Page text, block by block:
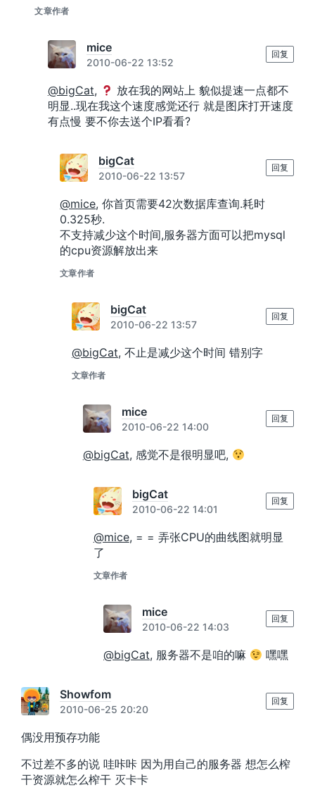
文章作者
mice
2010-06-22 13:52
@bigCat,
放在我的网站上 貌似提速一点都不
明显..现在我这个速度感觉还行 就是图床打开速度
有点慢 要不你去送个IP看看?
回复
bigCat
2010-06-22 13:57
@mice, 你首页需要42次数据库查询.耗时
0.325秒.
不支持减少这个时间,服务器方面可以把mysql
的cpu资源解放出来
文章作者
回复
bigCat
2010-06-22 13:57
@bigCat, 不止是减少这个时间 错别字
文章作者
回复
mice
2010-06-22 14:00
@bigCat, 感觉不是很明显吧,
回复
bigCat
2010-06-22 14:01
@mice, = = 弄张CPU的曲线图就明显
了
文章作者
回复
mice
2010-06-22 14:03
@bigCat, 服务器不是咱的嘛 嘿嘿
回复
Showfom
2010-06-25 20:20
偶没用预存功能
不过差不多的说 哇咔咔 因为用自己的服务器 想怎么榨
干资源就怎么榨干 灭卡卡
回复